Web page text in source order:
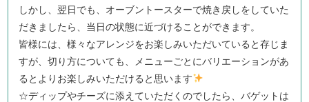
しかし、翌日でも、オーブントースターで焼き戻しをしていた
だきましたら、当日の状態に近づけることができます。
皆様には、様々なアレンジをお楽しみいただいていると存じま
すが、切り方についても、メニューごとにバリエーションがあ
るとよりお楽しみいただけると思います
☆ディップやチーズに添えていただくのでしたら、バゲットは